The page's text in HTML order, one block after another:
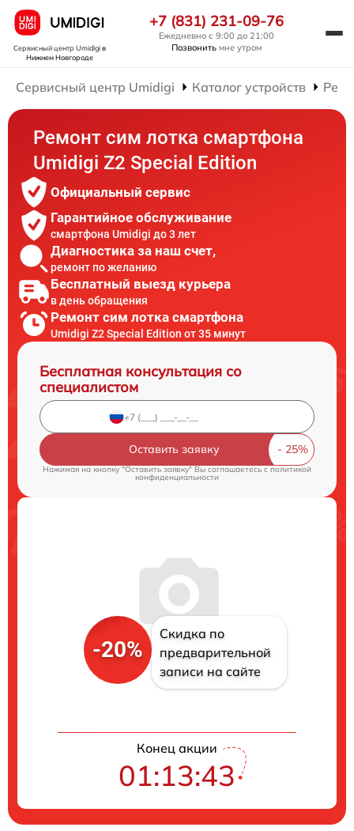
Сервисный центр Umidigiв
Нижнем Новгороде
+7 (831) 231-09-76
Ежедневно с 9:00 до 21:00
Позвонить мне утром
Сервисный центр Umidigi Каталог устройств
Ремонт сим лотка смартфона
Umidigi Z2 Special Edition
Официальный сервис
Гарантийное обслуживание
смартфона Umidigi до 3 лет
Диагностика за наш счет,
ремонт по желанию
Бесплатный выезд курьера
в день обращения
Ремонт сим лотка смартфона
Umidigi Z2 Special Edition от 35 минут
Бесплатная консультация со
специалистом
Оставить заявку
Нажимая на кнопку "Оставить заявку" Вы соглашаетесь c политикой
конфиденциальности
-20%
Скидка по
предварительной
записи на сайте
Конец акции
01:13:42